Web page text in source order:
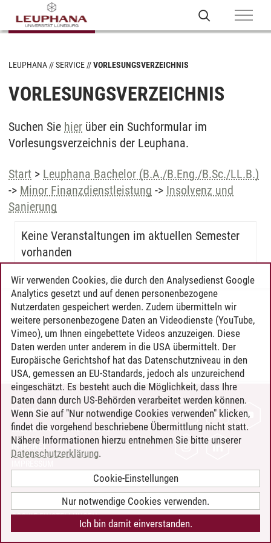
LEUPHANA SERVICE VORLESUNGSVERZEICHNIS
VORLESUNGSVERZEICHNIS
Suchen Sie hier über ein Suchformular im
Vorlesungsverzeichnis der Leuphana.
Start > Leuphana Bachelor (B.A./B.Eng./B.Sc./LL.B.)
-> Minor Finanzdienstleistung -> Insolvenz und
Sanierung
Keine Veranstaltungen im aktuellen Semester
vorhanden
Timo Leder/30.06.2024
KONTAKT
LEUPHANA ALS ARBEITGEBER
INTRANET
BARRIEREFREIHEIT
COOKIE-EINSTELLUNGEN
Wir verwenden Cookies, die durch den Analysedienst Google
Analytics gesetzt und auf denen personenbezogene
Nutzerdaten gespeichert werden. Zudem übermitteln wir
weitere personenbezogene Daten an Videodienste (YouTube,
Vimeo), um Ihnen eingebettete Videos anzuzeigen. Diese
Daten werden unter anderem in die USA übermittelt. Der
Europäische Gerichtshof hat das Datenschutzniveau in den
USA, gemessen an EU-Standards, jedoch als unzureichend
eingeschätzt. Es besteht auch die Möglichkeit, dass Ihre
Daten dann durch US-Behörden verarbeitet werden können.
Wenn Sie auf "Nur notwendige Cookies verwenden" klicken,
findet die vorgehend beschriebene Übermittlung nicht statt.
Nähere Informationen hierzu entnehmen Sie bitte unserer
Datenschutzerklärung.
Cookie-Einstellungen
Nur notwendige Cookies verwenden.
Ich bin damit einverstanden.